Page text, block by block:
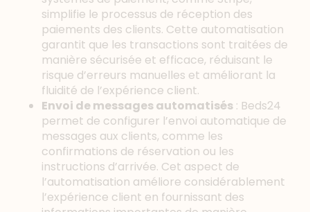
simplifie le processus de réception des
paiements des clients. Cette automatisation
garantit que les transactions sont traitées de
manière sécurisée et efficace, réduisant le
risque d’erreurs manuelles et améliorant la
fluidité de l’expérience client.
Envoi de messages automatisés : Beds24
permet de configurer l’envoi automatique de
messages aux clients, comme les
confirmations de réservation ou les
instructions d’arrivée. Cet aspect de
l’automatisation améliore considérablement
l’expérience client en fournissant des